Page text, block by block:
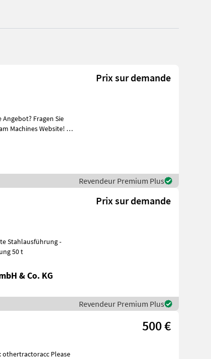
Prix sur demande
Fragen Sie
Machines Website! Sie
Revendeur Premium Plus
Prix sur demande
50 t
& Co. KG
Revendeur Premium Plus
500 €